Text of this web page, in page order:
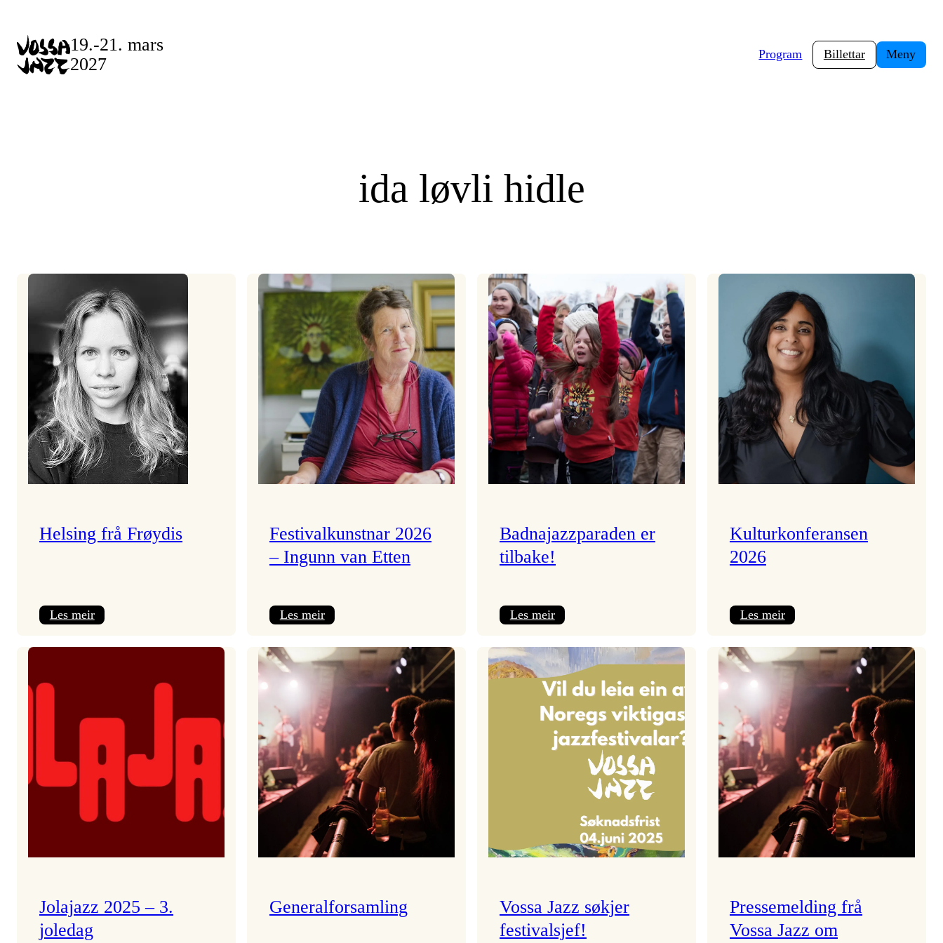
content
19.-21. mars
2027
Program Billettar Meny
ida løvli hidle
Helsing frå Frøydis
Les meir:
Festivalkunstnar 2026
– Ingunn van Etten
Les meir:
2026
–
Ingunn van Etten
Badnajazzparaden er
tilbake!
Les meir:
er
tilbake!
Kulturkonferansen
2026
Les meir:
2026
Jolajazz 2025 – 3.
joledag
Generalforsamling
Vossa Jazz søkjer
festivalsjef!
Pressemelding frå
Vossa Jazz om